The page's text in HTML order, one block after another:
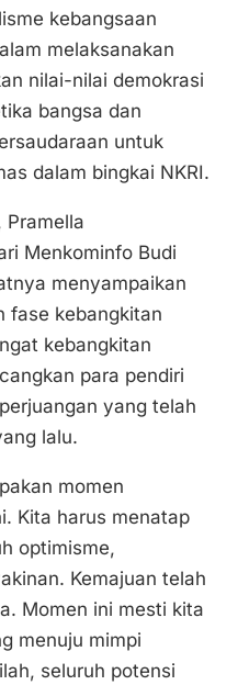
kebangsaan
melaksanakan
nilai-nilai demokrasi
bangsa dan
untuk
dalam bingkai NKRI.
Pramella
Menkominfo Budi
menyampaikan
fase kebangkitan
kebangkitan
para pendiri
yang telah
lalu.
momen
Kita harus menatap
optimisme,
Kemajuan telah
Momen ini mesti kita
menuju mimpi
seluruh potensi